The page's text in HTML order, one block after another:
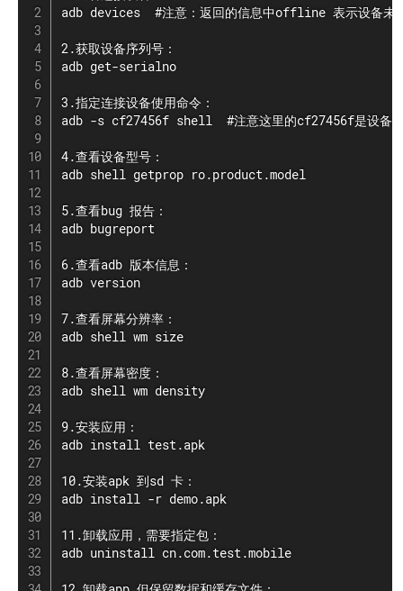
adb devices  #注意：返回的信息中offline 表示设备未
2.获取设备序列号：
adb get-serialno
3.指定连接设备使用命令：
adb -s cf27456f shell  #注意这里的cf27456f是设备序
4.查看设备型号：
adb shell getprop ro.product.model
5.查看bug 报告：
adb bugreport
6.查看adb 版本信息：
adb version
7.查看屏幕分辨率：
adb shell wm size
8.查看屏幕密度：
adb shell wm density
9.安装应用：
adb install test.apk
10.安装apk 到sd 卡：
adb install -r demo.apk
11.卸载应用，需要指定包：
adb uninstall cn.com.test.mobile